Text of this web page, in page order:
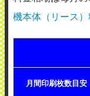
機本体（リース
月間印刷枚数目安